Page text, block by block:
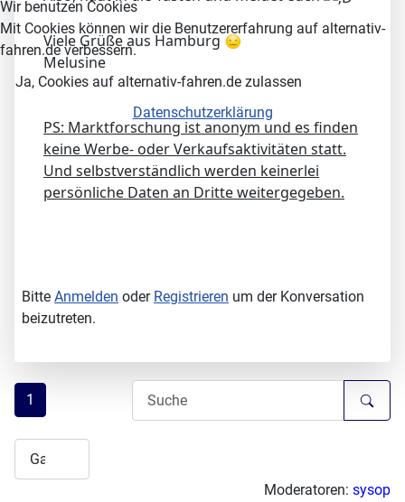
Viele Grüße aus Hamburg
Melusine
PS: Marktforschung ist anonym und es finden
keine Werbe- oder Verkaufsaktivitäten statt.
Und selbstverständlich werden keinerlei
persönliche Daten an Dritte weitergegeben.
Bitte Anmelden oder Registrieren um der Konversation
beizutreten.
1
Moderatoren: sysop
Wir benutzen Cookies
Mit Cookies können wir die Benutzererfahrung auf alternativ-
fahren.de verbessern.
Ja, Cookies auf alternativ-fahren.de zulassen
Datenschutzerklärung